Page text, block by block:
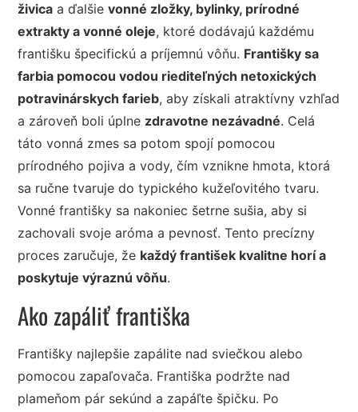
živica a ďalšievonné zložky, bylinky, prírodné
extrakty a vonné oleje, ktoré dodávajú každému
františku špecifickú a príjemnú vôňu. Františky sa
farbia pomocou vodou riediteľných netoxických
potravinárskych farieb, aby získali atraktívny vzhľad
a zároveň boli úplne zdravotne nezávadné. Celá
táto vonná zmes sa potom spojí pomocou
prírodného pojiva a vody, čím vznikne hmota, ktorá
sa ručne tvaruje do typického kužeľovitého tvaru.
Vonné františky sa nakoniec šetrne sušia, aby si
zachovali svoje aróma a pevnosť. Tento precízny
proces zaručuje, že každý františek kvalitne horí a
poskytuje výraznú vôňu.
Ako zapáliť františka
Františky najlepšie zapálite nad sviečkou alebo
pomocou zapaľovača. Františka podržte nad
plameňom pár sekúnd a zapáľte špičku. Po